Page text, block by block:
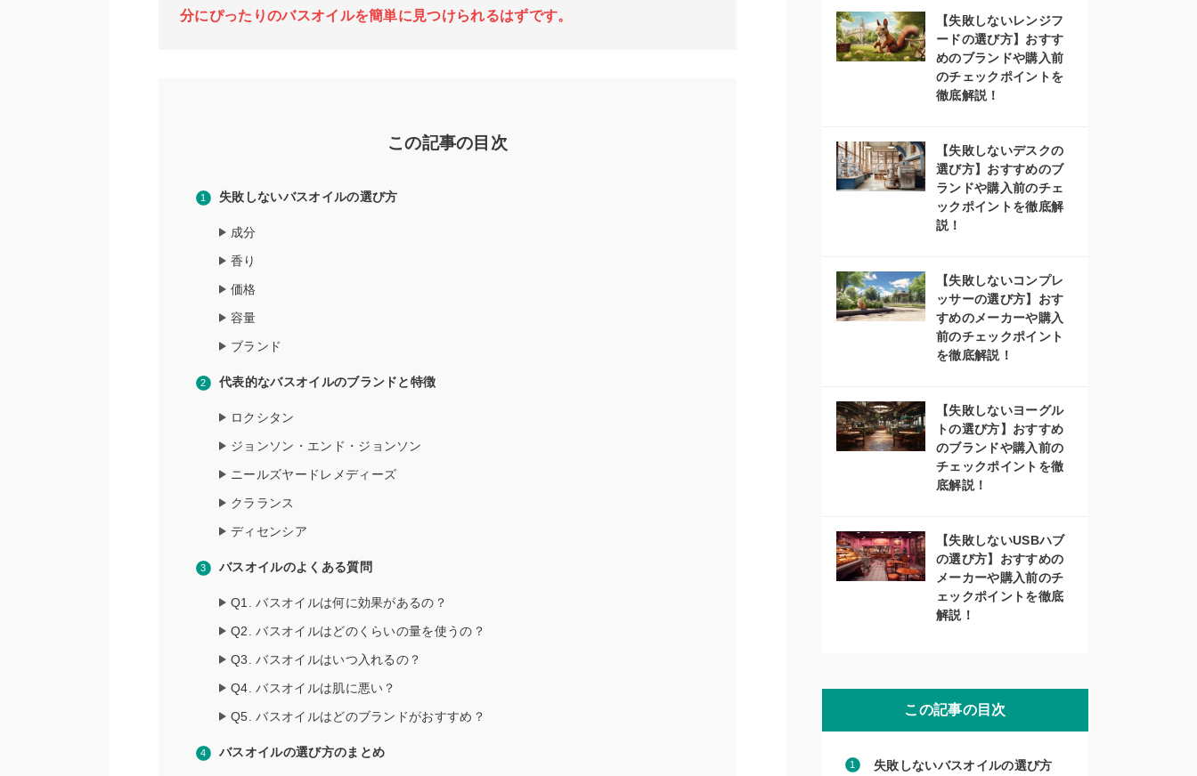
分にぴったりのバスオイルを簡単に見つけられるはずです。
この記事の目次
失敗しないバスオイルの選び方
成分
香り
価格
容量
ブランド
代表的なバスオイルのブランドと特徴
ロクシタン
ジョンソン・エンド・ジョンソン
ニールズヤードレメディーズ
クラランス
ディセンシア
バスオイルのよくある質問
Q1. バスオイルは何に効果があるの？
Q2. バスオイルはどのくらいの量を使うの？
Q3. バスオイルはいつ入れるの？
Q4. バスオイルは肌に悪い？
Q5. バスオイルはどのブランドがおすすめ？
バスオイルの選び方のまとめ
【失敗しないレンジフ
ードの選び方】おすす
めのブランドや購入前
のチェックポイントを
徹底解説！
【失敗しないデスクの
選び方】おすすめのブ
ランドや購入前のチェ
ックポイントを徹底解
説！
【失敗しないコンプレ
ッサーの選び方】おす
すめのメーカーや購入
前のチェックポイント
を徹底解説！
【失敗しないヨーグル
トの選び方】おすすめ
のブランドや購入前の
チェックポイントを徹
底解説！
【失敗しないUSBハブ
の選び方】おすすめの
メーカーや購入前のチ
ェックポイントを徹底
解説！
この記事の目次
失敗しないバスオイルの選び方